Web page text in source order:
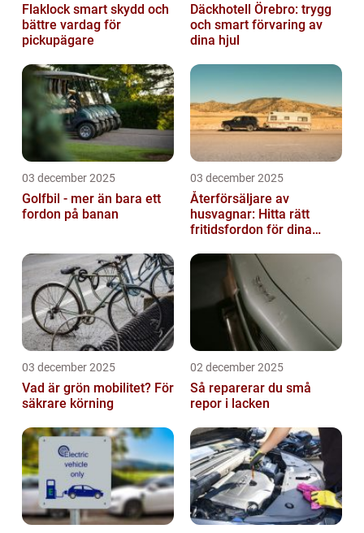
Flaklock smart skydd och
bättre vardag för
pickupägare
Däckhotell Örebro: trygg
och smart förvaring av
dina hjul
03 december 2025
Golfbil - mer än bara ett
fordon på banan
03 december 2025
Återförsäljare av
husvagnar: Hitta rätt
fritidsfordon för dina
03 december 2025
Vad är grön mobilitet? För
säkrare körning
02 december 2025
Så reparerar du små
repor i lacken